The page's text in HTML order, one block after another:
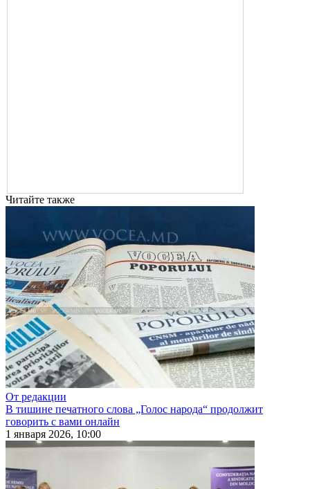
Читайте также
От редакции
В тишине печатного слова „Голос народа“ продолжит
говорить с вами онлайн
1 января 2026, 10:00